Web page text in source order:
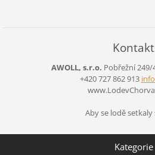
Kontakt
AWOLL, s.r.o. Pobřežní 249/
+420 727 862 913
Aby se lodě setkaly
Kategorie